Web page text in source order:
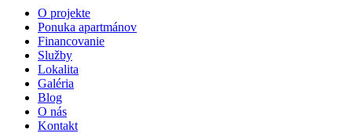
O projekte
Ponuka apartmánov
Financovanie
Služby
Lokalita
Galéria
Blog
O nás
Kontakt